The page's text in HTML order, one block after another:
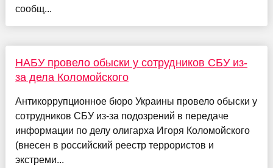
сообщ...
НАБУ провело обыски у сотрудников СБУ из-
за дела Коломойского
Антикоррупционное бюро Украины провело обыски у
сотрудников СБУ из-за подозрений в передаче
информации по делу олигарха Игоря Коломойского
(внесен в российский реестр террористов и
экстреми...